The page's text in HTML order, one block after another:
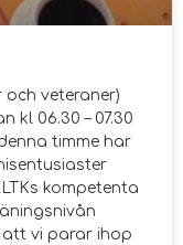
och veteraner)
kl 06.30 – 07.30
timme har
kompetenta
vi parar ihop